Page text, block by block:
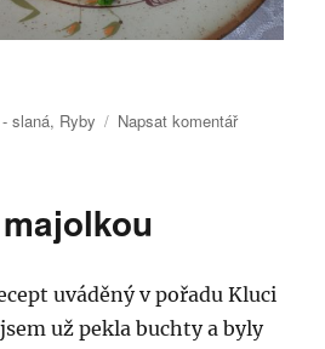
slaná, Ryby Napsat komentářpro
a
pečené
uváděný v pořadu Kluci
už pekla buchty a byly